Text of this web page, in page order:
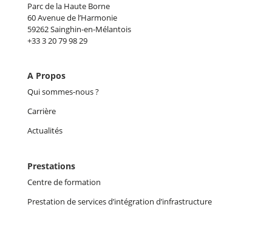
Parc de la Haute Borne
60 Avenue de l’Harmonie
59262 Sainghin-en-Mélantois
+33 3 20 79 98 29
A Propos
Qui sommes-nous ?
Carrière
Actualités
Prestations
Centre de formation
Prestation de services d’intégration d’infrastructure